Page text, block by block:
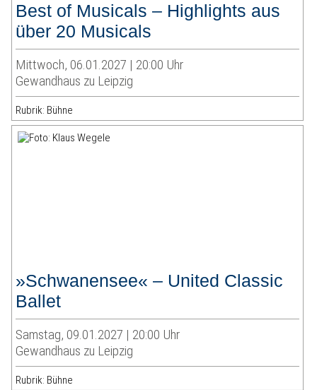
Best of Musicals – Highlights aus
über 20 Musicals
Mittwoch, 06.01.2027 | 20:00 Uhr
Gewandhaus zu Leipzig
Rubrik: Bühne
»Schwanensee« – United Classic
Ballet
Samstag, 09.01.2027 | 20:00 Uhr
Gewandhaus zu Leipzig
Rubrik: Bühne